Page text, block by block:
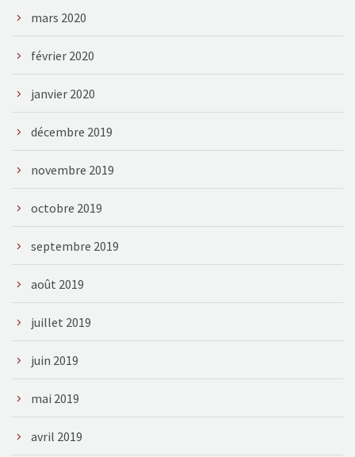
mars 2020
février 2020
janvier 2020
décembre 2019
novembre 2019
octobre 2019
septembre 2019
août 2019
juillet 2019
juin 2019
mai 2019
avril 2019